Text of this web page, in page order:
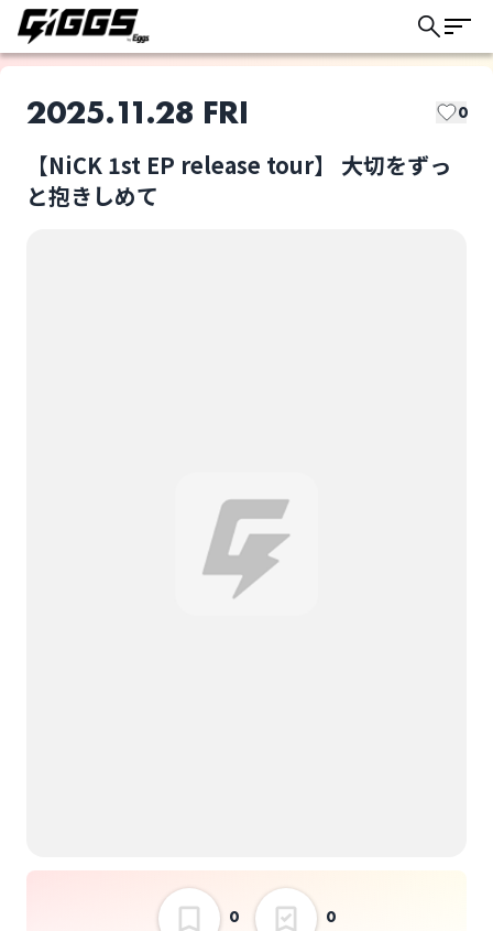
2025.11.28 FRI 0
【NiCK 1st EP release tour】 大切をずっ
と抱きしめて
0 0
このライブの取り置きは終了しました